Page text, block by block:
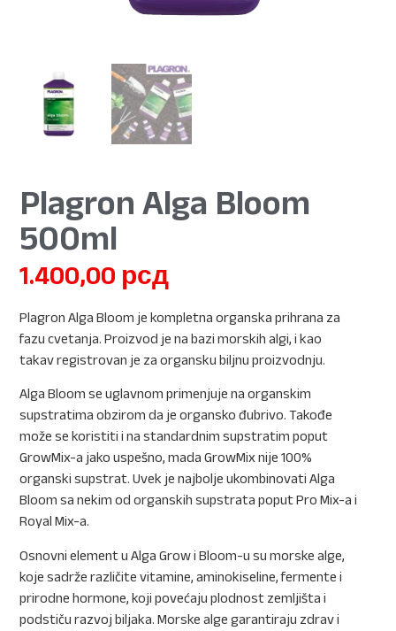
Plagron Alga Bloom
500ml
1.400,00 рсд
Plagron Alga Bloom je kompletna organska prihrana za
fazu cvetanja. Proizvod je na bazi morskih algi, i kao
takav registrovan je za organsku biljnu proizvodnju.
Alga Bloom se uglavnom primenjuje na organskim
supstratima obzirom da je organsko đubrivo. Takođe
može se koristiti i na standardnim supstratim poput
GrowMix-a jako uspešno, mada GrowMix nije 100%
organski supstrat. Uvek je najbolje ukombinovati Alga
Bloom sa nekim od organskih supstrata poput Pro Mix-a i
Royal Mix-a.
Osnovni element u Alga Grow i Bloom-u su morske alge,
koje sadrže različite vitamine, aminokiseline, fermente i
prirodne hormone, koji povećaju plodnost zemljišta i
podstiču razvoj biljaka. Morske alge garantiraju zdrav i